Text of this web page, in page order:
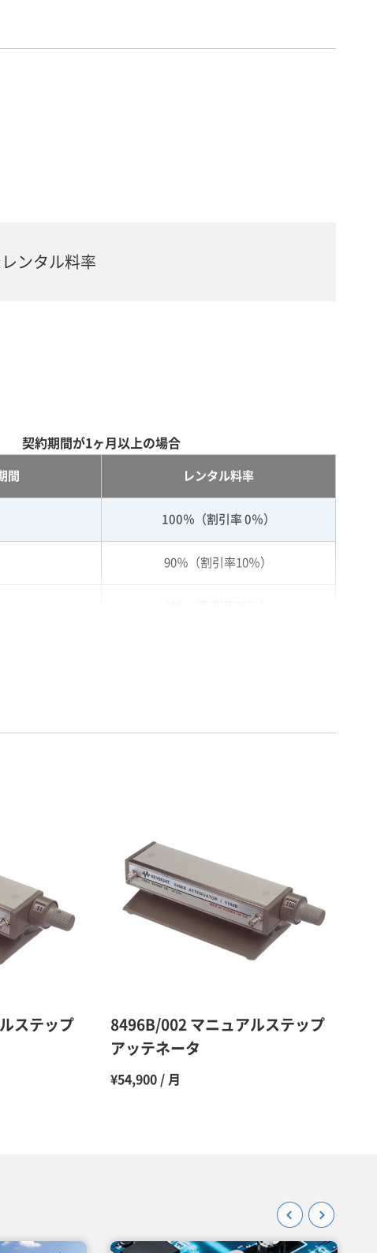
ンタル料率
契約期間が1ヶ月以上の場合
間 レンタル料率
100％（割引率 0％）
90％（割引率10％）
65％（割引率35％）
50％（割引率50％）
48％（割引率52％）
47％（割引率53％）
ステップ
8496B/002 マニュアルステップ
アッテネータ
¥54,900 / 月